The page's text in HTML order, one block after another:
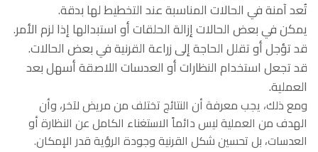
تُعد آمنة في الحالات المناسبة عند التخطيط لها بدقة.
يمكن في بعض الحالات إزالة الحلقات أو استبدالها إذا لزم الأمر.
قد تؤجل أو تقلل الحاجة إلى زراعة القرنية في بعض الحالات.
قد تجعل استخدام النظارات أو العدسات اللاصقة أسهل بعد
العملية.
ومع ذلك، يجب معرفة أن النتائج تختلف من مريض لآخر، وأن
الهدف من العملية ليس دائماً الاستغناء الكامل عن النظارة أو
العدسات، بل تحسين شكل القرنية وجودة الرؤية قدر الإمكان.